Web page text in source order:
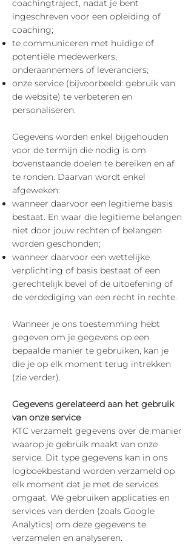
coachingtraject, nadat je bent
ingeschreven voor een opleiding of
coaching;
te communiceren met huidige of
potentiële medewerkers,
onderaannemers of leveranciers;
onze service (bijvoorbeeld: gebruik van
de website) te verbeteren en
personaliseren.
Gegevens worden enkel bijgehouden
voor de termijn die nodig is om
bovenstaande doelen te bereiken en af
te ronden. Daarvan wordt enkel
afgeweken:
wanneer daarvoor een legitieme basis
bestaat. En waar die legitieme belangen
niet door jouw rechten of belangen
worden geschonden;
wanneer daarvoor een wettelijke
verplichting of basis bestaat of een
gerechtelijk bevel of de uitoefening of
de verdediging van een recht in rechte.
Wanneer je ons toestemming hebt
gegeven om je gegevens op een
bepaalde manier te gebruiken, kan je
die je op elk moment terug intrekken
(zie verder).
Gegevens gerelateerd aan het gebruik
van onze service
KTC verzamelt gegevens over de manier
waarop je gebruik maakt van onze
service. Dit type gegevens kan in ons
logboekbestand worden verzameld op
elk moment dat je met de services
omgaat. We gebruiken applicaties en
services van derden (zoals Google
Analytics) om deze gegevens te
verzamelen en analyseren.